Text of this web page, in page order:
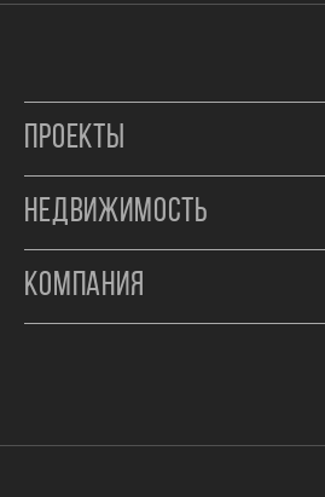
ПРОЕКТЫ
НЕДВИЖИМОСТЬ
КОМПАНИЯ